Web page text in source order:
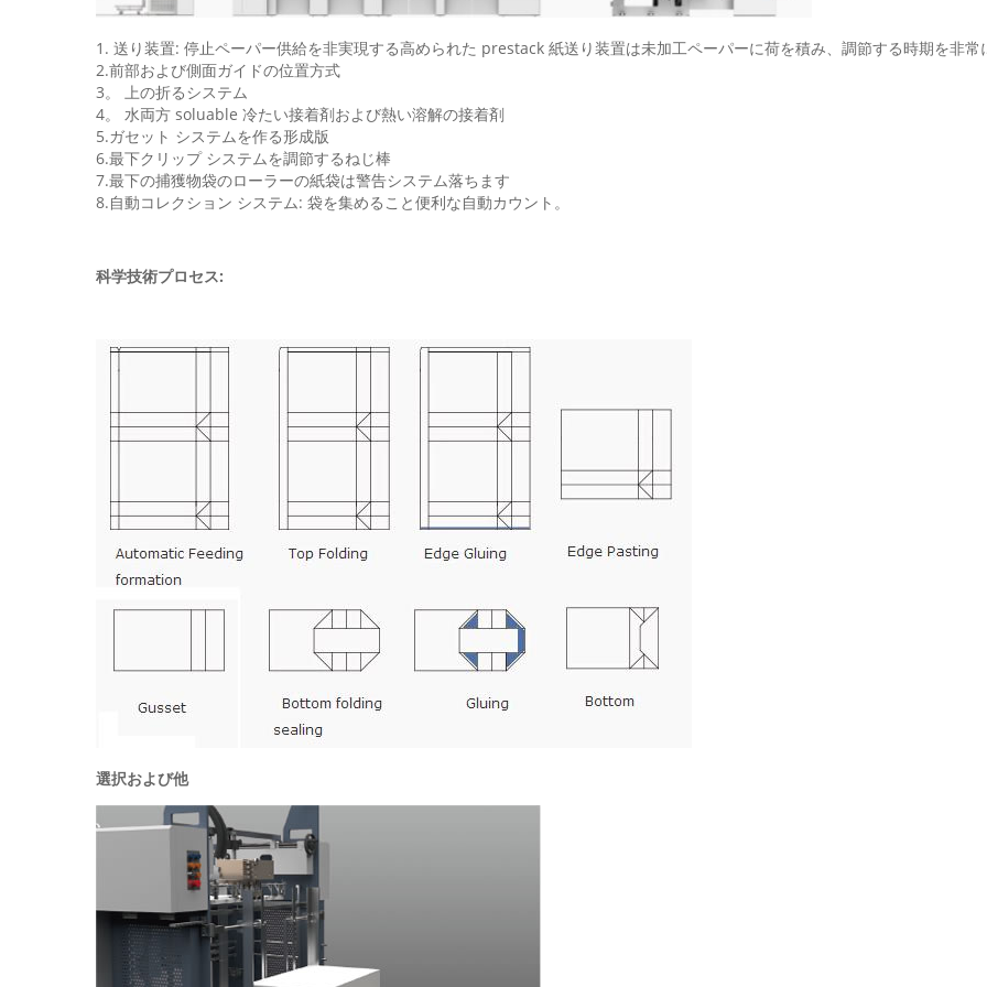
1. 送り装置: 停止ペーパー供給を非実現する高められた prestack 紙送り装置は未加工ペーパーに荷を積み、調節する時期を非常
2.前部および側面ガイドの位置方式
3。 上の折るシステム
4。 水両方 soluable 冷たい接着剤および熱い溶解の接着剤
5.ガセット システムを作る形成版
6.最下クリップ システムを調節するねじ棒
7.最下の捕獲物袋のローラーの紙袋は警告システム落ちます
8.自動コレクション システム: 袋を集めること便利な自動カウント。
科学技術プロセス:
選択および他